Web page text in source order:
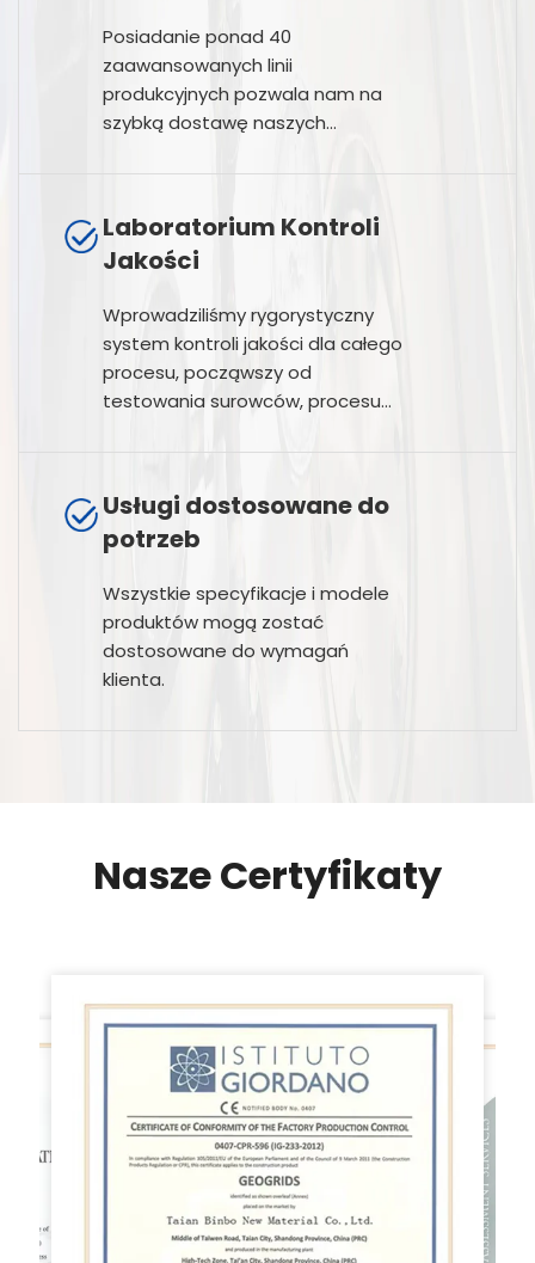
Posiadanie ponad 40
zaawansowanych linii
produkcyjnych pozwala nam na
szybką dostawę naszych
Laboratorium Kontroli
Jakości
Wprowadziliśmy rygorystyczny
system kontroli jakości dla całego
procesu, począwszy od
testowania surowców, procesu
produktu końcowego.
Usługi dostosowane do
potrzeb
Wszystkie specyfikacje i modele
produktów mogą zostać
dostosowane do wymagań
klienta.
Nasze Certyfikaty